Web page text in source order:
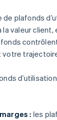
plafonds
la valeur
: les